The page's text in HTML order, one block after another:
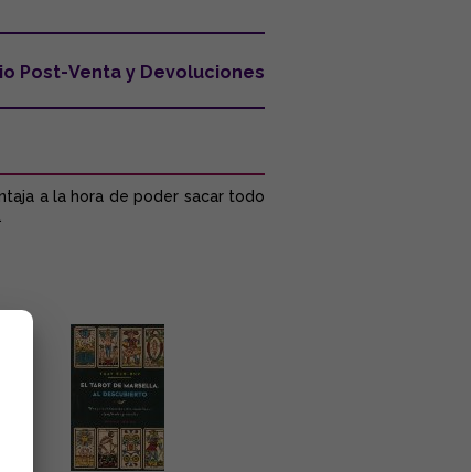
Post-Venta y Devoluciones
a la hora de poder sacar todo